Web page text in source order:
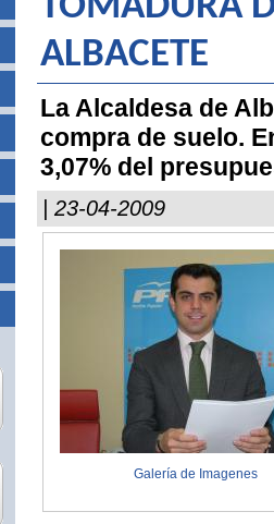
TOMADURA
ALBACETE
La Alcaldesa de
compra de suelo.
3,07% del
| 23-04-2009
Galería de Imagenes